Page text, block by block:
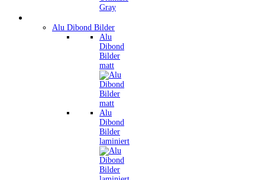
Alu Dibond Bilder
Alu
Dibond
Bilder
matt
Alu
Dibond
Bilder
laminiert